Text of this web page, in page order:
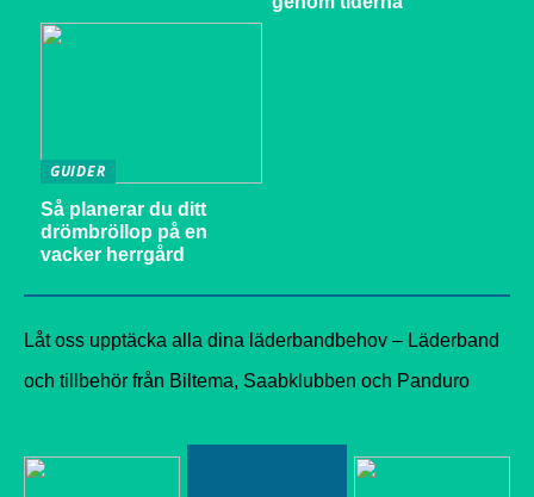
GUIDER
Så planerar du ditt
drömbröllop på en
vacker herrgård
Låt oss upptäcka alla dina läderbandbehov – Läderband
och tillbehör från Biltema, Saabklubben och Panduro